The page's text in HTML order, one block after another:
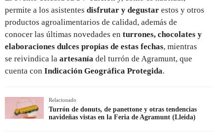
permite a los asistentes disfrutar y degustar estos y otros
productos agroalimentarios de calidad, además de
conocer las últimas novedades en turrones, chocolates y
elaboraciones dulces propias de estas fechas, mientras
se reivindica la artesanía del turrón de Agramunt, que
cuenta con Indicación Geográfica Protegida.
Relacionado
Turrón de donuts, de panettone y otras tendencias
navideñas vistas en la Feria de Agramunt (Lleida)